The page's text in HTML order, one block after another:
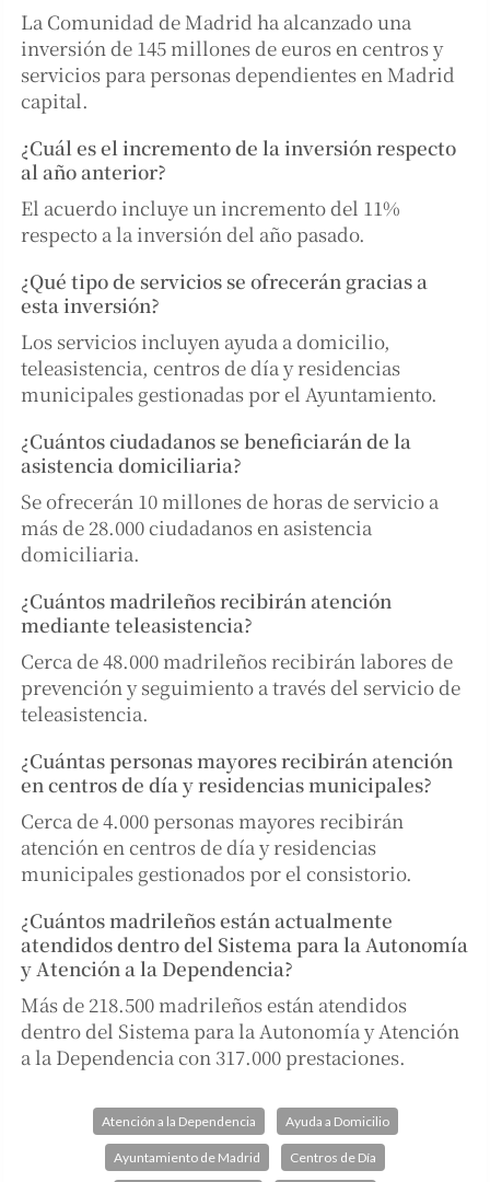
La Comunidad de Madrid ha alcanzado una
inversión de 145 millones de euros en centros y
servicios para personas dependientes en Madrid
capital.
¿Cuál es el incremento de la inversión respecto
al año anterior?
El acuerdo incluye un incremento del 11%
respecto a la inversión del año pasado.
¿Qué tipo de servicios se ofrecerán gracias a
esta inversión?
Los servicios incluyen ayuda a domicilio,
teleasistencia, centros de día y residencias
municipales gestionadas por el Ayuntamiento.
¿Cuántos ciudadanos se beneficiarán de la
asistencia domiciliaria?
Se ofrecerán 10 millones de horas de servicio a
más de 28.000 ciudadanos en asistencia
domiciliaria.
¿Cuántos madrileños recibirán atención
mediante teleasistencia?
Cerca de 48.000 madrileños recibirán labores de
prevención y seguimiento a través del servicio de
teleasistencia.
¿Cuántas personas mayores recibirán atención
en centros de día y residencias municipales?
Cerca de 4.000 personas mayores recibirán
atención en centros de día y residencias
municipales gestionados por el consistorio.
¿Cuántos madrileños están actualmente
atendidos dentro del Sistema para la Autonomía
y Atención a la Dependencia?
Más de 218.500 madrileños están atendidos
dentro del Sistema para la Autonomía y Atención
a la Dependencia con 317.000 prestaciones.
Atención a la Dependencia Ayuda a Domicilio
Ayuntamiento de Madrid Centros de Día